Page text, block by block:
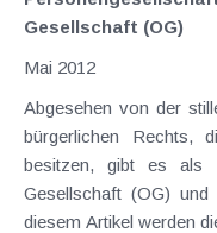
Gesellschaft (OG)
Mai 2012
Abgesehen von der
bürgerlichen Rechts,
besitzen, gibt es als
Gesellschaft (OG)
diesem Artikel werden